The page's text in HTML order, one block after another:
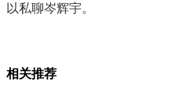
以私聊岑辉宇。
相关推荐